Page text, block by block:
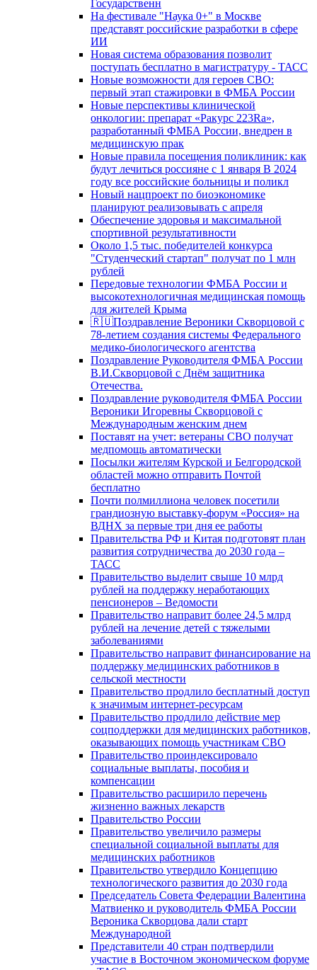
Государственн
На фестивале "Наука 0+" в Москве
представят российские разработки в сфере
ИИ
Новая система образования позволит
поступать бесплатно в магистратуру - ТАСС
Новые возможности для героев СВО:
первый этап стажировки в ФМБА России
Новые перспективы клинической
онкологии: препарат «Ракурс 223Ra»,
разработанный ФМБА России, внедрен в
медицинскую прак
Новые правила посещения поликлиник: как
будут лечиться россияне с 1 января В 2024
году все российские больницы и поликл
Новый нацпроект по биоэкономике
планируют реализовывать с апреля
Обеспечение здоровья и максимальной
спортивной результативности
Около 1,5 тыс. победителей конкурса
"Студенческий стартап" получат по 1 млн
рублей
Передовые технологии ФМБА России и
высокотехнологичная медицинская помощь
для жителей Крыма
🇷🇺Поздравление Вероники Скворцовой с
78-летием создания системы Федерального
медико-биологического агентства
Поздравление Руководителя ФМБА России
В.И.Скворцовой с Днём защитника
Отечества.
Поздравление руководителя ФМБА России
Вероники Игоревны Скворцовой с
Международным женским днем
Поставят на учет: ветераны СВО получат
медпомощь автоматически
Посылки жителям Курской и Белгородской
областей можно отправить Почтой
бесплатно
Почти полмиллиона человек посетили
грандиозную выставку-форум «Россия» на
ВДНХ за первые три дня ее работы
Правительства РФ и Китая подготовят план
развития сотрудничества до 2030 года –
ТАСС
Правительство выделит свыше 10 млрд
рублей на поддержку неработающих
пенсионеров – Ведомости
Правительство направит более 24,5 млрд
рублей на лечение детей с тяжелыми
заболеваниями
Правительство направит финансирование на
поддержку медицинских работников в
сельской местности
Правительство продлило бесплатный доступ
к значимым интернет-ресурсам
Правительство продлило действие мер
соцподдержки для медицинских работников,
оказывающих помощь участникам СВО
Правительство проиндексировало
социальные выплаты, пособия и
компенсации
Правительство расширило перечень
жизненно важных лекарств
Правительство России
Правительство увеличило размеры
специальной социальной выплаты для
медицинских работников
Правительство утвердило Концепцию
технологического развития до 2030 года
Председатель Совета Федерации Валентина
Матвиенко и руководитель ФМБА России
Вероника Скворцова дали старт
Международной
Представители 40 стран подтвердили
участие в Восточном экономическом форуме